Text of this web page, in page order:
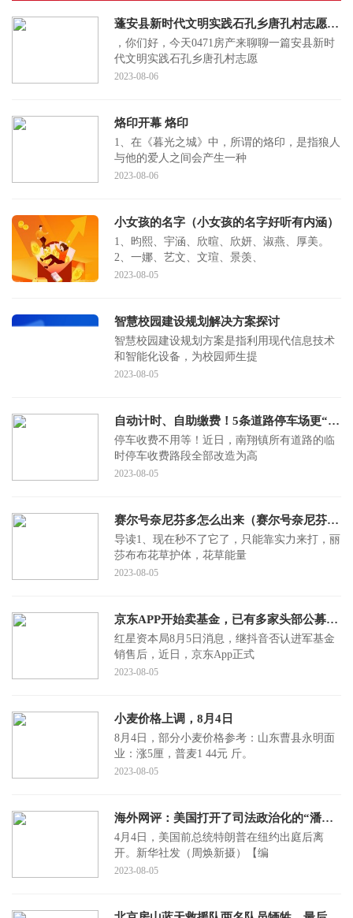
蓬安县新时代文明实践石孔乡唐孔村志愿服务小队(关于蓬安县新时代文明实践石孔乡唐孔村志愿服务小队简述)
，你们好，今天0471房产来聊聊一篇安县新时
代文明实践石孔乡唐孔村志愿
2023-08-06
烙印开幕 烙印
1、在《暮光之城》中，所谓的烙印，是指狼人
与他的爱人之间会产生一种
2023-08-06
小女孩的名字（小女孩的名字好听有内涵）
1、昀熙、宇涵、欣暄、欣妍、淑燕、厚美。
2、一娜、艺文、文瑄、景羡、
2023-08-05
智慧校园建设规划解决方案探讨
智慧校园建设规划方案是指利用现代信息技术
和智能化设备，为校园师生提
2023-08-05
自动计时、自助缴费！5条道路停车场更“智慧”，看看在哪
停车收费不用等！近日，南翔镇所有道路的临
时停车收费路段全部改造为高
2023-08-05
赛尔号奈尼芬多怎么出来（赛尔号奈尼芬多怎么召唤）
导读1、现在秒不了它了，只能靠实力来打，丽
莎布布花草护体，花草能量
2023-08-05
京东APP开始卖基金，已有多家头部公募入驻
红星资本局8月5日消息，继抖音否认进军基金
销售后，近日，京东App正式
2023-08-05
小麦价格上调，8月4日
8月4日，部分小麦价格参考：山东曹县永明面
业：涨5厘，普麦1 44元 斤。
2023-08-05
海外网评：美国打开了司法政治化的“潘多拉魔盒”
4月4日，美国前总统特朗普在纽约出庭后离
开。新华社发（周焕新摄）【编
2023-08-05